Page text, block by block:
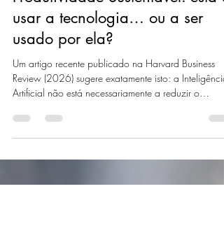
Sofia Pereira
13 de mar.
3 min de leitura
Produtividade Sustentável: está a
usar a tecnologia… ou a ser
usado por ela?
Um artigo recente publicado na Harvard Business
trabalho, está a intensificá-lo. A eficiência aumenta.